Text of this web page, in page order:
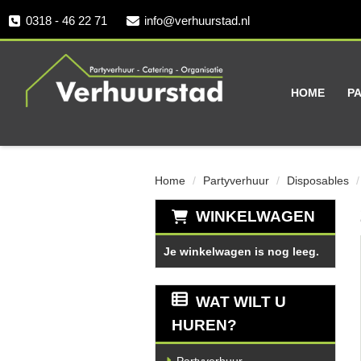
0318 - 46 22 71 info@verhuurstad.nl
HOME
Home Partyverhuur Disposables
WINKELWAGEN
Je winkelwagen is nog leeg.
WAT WILT U
HUREN?